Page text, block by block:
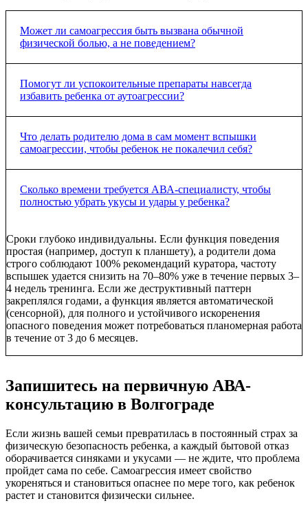
Может ли самоагрессия быть вызвана обычной
физической болью, а не поведением?
Да, это очень частая медицинская причина. Особенный
ребенок (особенно неговорящий) не может подойти и сказать:
«Мама, у меня сильно болит зуб» или «У меня стреляет в
ухе». Из-за этого он может начать с силой бить себя по
челюсти или голове, пытаясь физически перебить один очаг
боли другим. Именно поэтому в центре «Мотивация» перед
началом АВА-тренинга мы всегда просим родителей
исключить медицинский фактор и пройти осмотр у педиатра,
здоров — значит, проблема носит поведенческий характер и
эффективно решается методамиАВА.
Помогут ли успокоительные препараты навсегда
избавить ребенка от аутоагрессии?
Медикаментозное лечение назначает исключительно врач
(невролог или психиатр) на основе обследований. Но важно
понимать: ноотропы или успокоительные средства могут
временно снизить общую возбудимость нервной системы, но
они физически не способны научить ребенка новому навыку.
Таблетка не научит малыша подходить к маме и просить о
помощи словами или карточками PECS вместо ударов. Как
единственному известному ему деструктивному способу
общения. Полноценный результат дает только поведенческое
обучение.
Что делать родителю дома в сам момент вспышки
самоагрессии, чтобы ребенок не покалечил себя?
Главное правило — обеспечить физическую безопасность, но
при этом минимизировать ваше эмоциональное внимание к
самому деструктивному действию. Не нужно кричать,
требованиям (отдавать запрещенный предмет). Мягко
подложите под голову ребенка подушку, пуфик или
заблокируйте удар своей рукой без захвата и лишних слов.
Сохраняйте полное внешнее спокойствие. Как только ребенок
успокоится хотя бы на 5–10 секунд, сразу же предложите ему
легальный способ попросить желаемое (например, протянуть
карточку или жетон) и сразу же удовлетворите его просьбу.
Сколько времени требуется АВА-специалисту, чтобы
полностью убрать укусы и удары у ребенка?
Сроки глубоко индивидуальны. Если функция поведения
простая (например, доступ к планшету), а родители дома
строго соблюдают 100% рекомендаций куратора, частоту
вспышек удается снизить на 70–80% уже в течение первых 3–
4 недель тренинга. Если же деструктивный паттерн
закреплялся годами, а функция является автоматической
(сенсорной), для полного и устойчивого искоренения
опасного поведения может потребоваться планомерная работа
в течение от 3 до 6 месяцев.
Запишитесь на первичную АВА-
консультацию в Волгограде
Если жизнь вашей семьи превратилась в постоянный страх за
физическую безопасность ребенка, а каждый бытовой отказ
оборачивается синяками и укусами — не ждите, что проблема
пройдет сама по себе. Самоагрессия имеет свойство
укореняться и становиться опаснее по мере того, как ребенок
растет и становится физически сильнее.